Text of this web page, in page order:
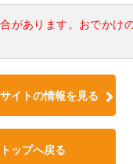
があります。おでかけ
イトの情報を見る
ップへ戻る